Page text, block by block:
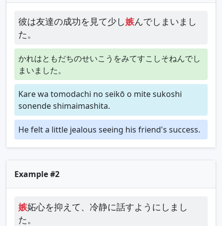
彼は友達の成功を見て少し嫉んでしまいまし
た。
かれはともだちのせいこうをみてすこしそねんでし
まいました。
Kare wa tomodachi no seikō o mite sukoshi
sonende shimaimashita.
He felt a little jealous seeing his friend's success.
Example #2
嫉妬心を抑えて、冷静に話すようにしまし
た。